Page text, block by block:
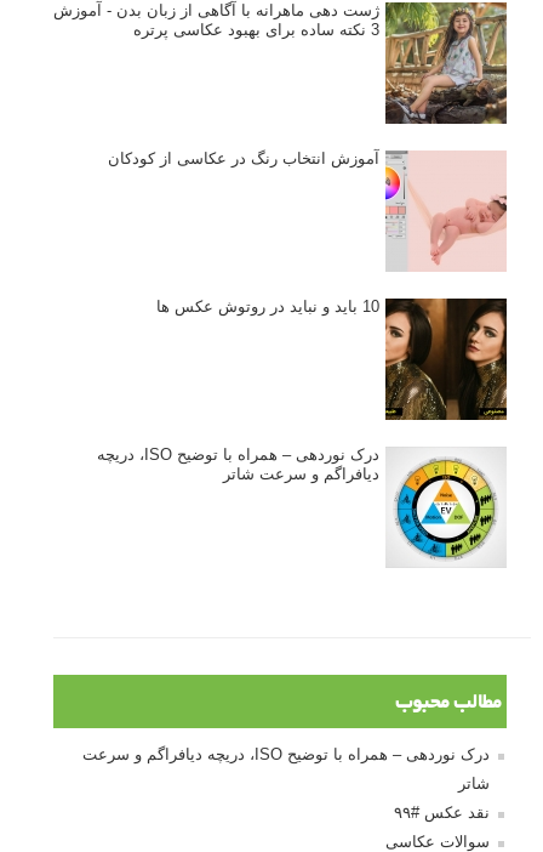
ژست دهی ماهرانه با آگاهی از زبان بدن - آموزش
3 نکته ساده برای بهبود عکاسی پرتره
آموزش انتخاب رنگ در عکاسی از کودکان
10 باید و نباید در روتوش عکس ها
درک نوردهی – همراه با توضیح ISO، دریچه
دیافراگم و سرعت شاتر
مطالب محبوب
درک نوردهی – همراه با توضیح ISO، دریچه دیافراگم و سرعت
شاتر
نقد عکس #۹۹
سوالات عکاسی